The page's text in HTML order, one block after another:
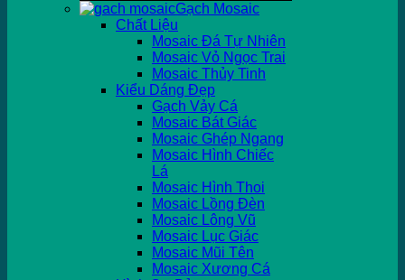
Gạch Mosaic
Chất Liệu
Mosaic Đá Tự Nhiên
Mosaic Vỏ Ngọc Trai
Mosaic Thủy Tinh
Kiểu Dáng Đẹp
Gạch Vảy Cá
Mosaic Bát Giác
Mosaic Ghép Ngang
Mosaic Hình Chiếc
Lá
Mosaic Hình Thoi
Mosaic Lồng Đèn
Mosaic Lông Vũ
Mosaic Lục Giác
Mosaic Mũi Tên
Mosaic Xương Cá